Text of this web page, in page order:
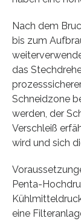
Nach dem
bis zum
das
Schneidzone
werden, der
Verschleiß
wird und sich
Penta-
eine